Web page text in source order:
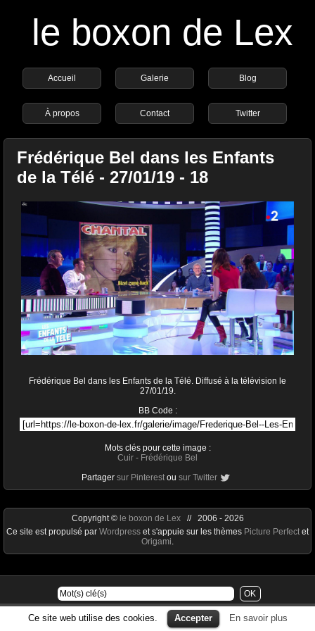
le boxon de Lex
Accueil Galerie Blog
À propos Contact Twitter
Frédérique Bel dans les Enfants
de la Télé - 27/01/19 - 18
Frédérique Bel dans les Enfants de la Télé. Diffusé à la télévision le
27/01/19.
BB Code :
Mots clés pour cette image :
Cuir - Frédérique Bel
Partager sur Pinterest ou sur Twitter
Ce site web utilise des cookies. Accepter En savoir plus
Copyright © le boxon de Lex// 2006 - 2026
Ce site est propulsé par Wordpress et s'appuie sur les thèmes Picture Perfect et
Origami.